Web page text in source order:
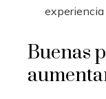
Buenas